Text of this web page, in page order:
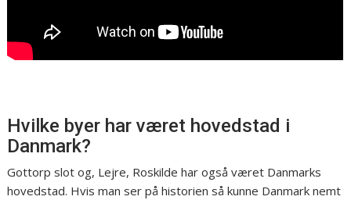
Hvilke byer har været hovedstad i
Danmark?
Gottorp slot og, Lejre, Roskilde har også været Danmarks
hovedstad. Hvis man ser på historien så kunne Danmark nemt